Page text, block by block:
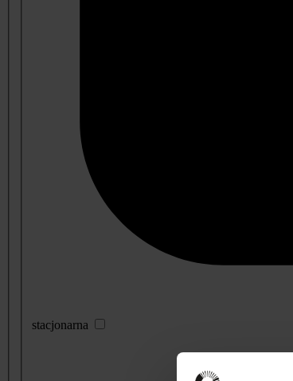
stacjonarna